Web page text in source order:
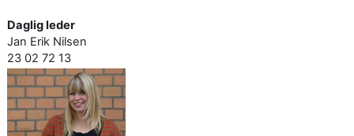
Daglig leder
Jan Erik Nilsen
23 02 72 13